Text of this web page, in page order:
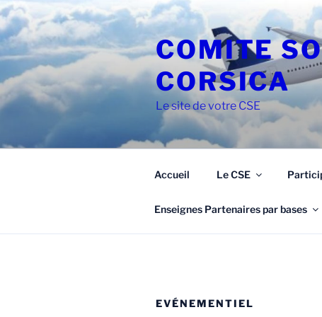
Aller
au
contenu
principal
COMITE
CORSICA
Le site de votre CSE
Accueil Le CSE
Enseignes Partenaires par bases
EVÉNEMENTIEL